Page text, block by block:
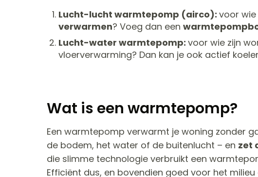
Lucht-lucht warmtepomp (airco): voor wie
verwarmen? Voeg dan een
Lucht-water warmtepomp: voor wie zijn
vloerverwarming? Dan kan je ook actief
Wat is een warmtepomp?
Een warmtepomp verwarmt je woning zonder
de bodem, het water of de buitenlucht – en zet
die slimme technologie verbruikt een
Efficiënt dus, en bovendien goed voor het